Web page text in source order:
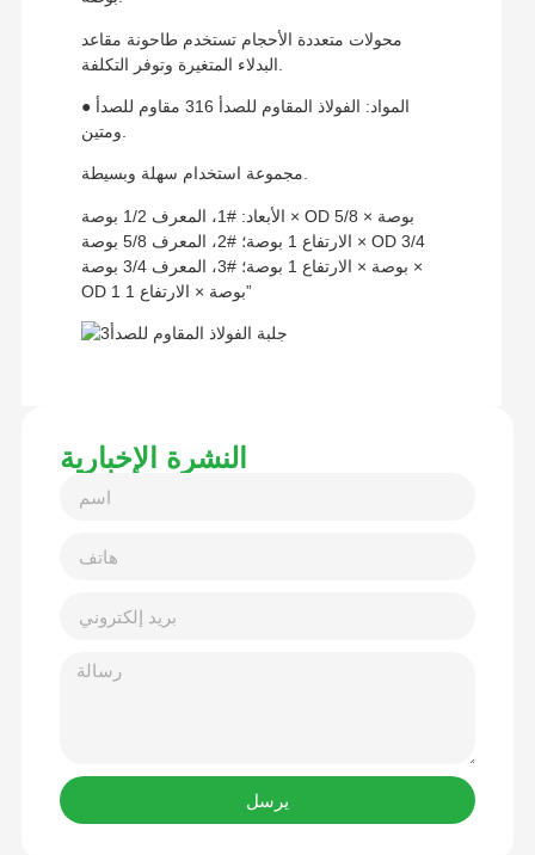
محولات متعددة الأحجام تستخدم طاحونة مقاعد
● المواد: الفولاذ المقاوم للصدأ 316 مقاوم للصدأ
مجموعة استخدام سهلة وبسيطة.
الأبعاد: #1، المعرف 1/2 بوصة × OD 5/8 بوصة ×
الارتفاع 1 بوصة؛ #2، المعرف 5/8 بوصة × OD 3/4
بوصة × الارتفاع 1 بوصة؛ #3، المعرف 3/4 بوصة ×
OD 1 بوصة × الارتفاع 1”
النشرة الإخبارية
يرسل